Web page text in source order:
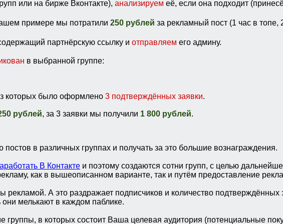
или на бирже Вконтакте), анализируем её, если она подходит
примере мы потратили 250 рублей за рекламный пост (1 час в топе,
партнёрскую ссылку и отправляем его админу.
в выбранной группе:
которых было оформлено 3 подтверждённых заявки.
рублей, за 3 заявки мы получили 1 800 рублей.
в различных группах и получать за это большие вознаграждения.
В Контакте и поэтому создаются сотни групп, с целью
как в вышеописанном варианте, так и путём предоставление
рекламой. А это раздражает подписчиков и количество
мелькают в каждом паблике.
группы, в которых состоит Ваша целевая аудитория (потенциальные